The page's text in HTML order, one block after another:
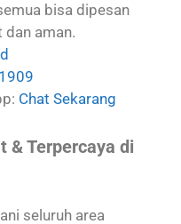
bisa dipesan
dan aman.
Chat Sekarang
& Terpercaya di
seluruh area